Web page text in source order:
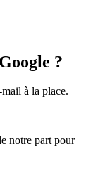
?
à la place.
notre part pour